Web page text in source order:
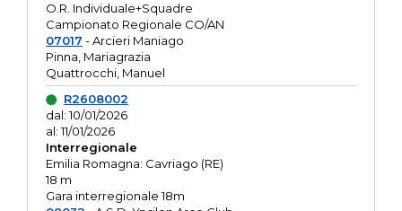
O.R. Individuale+Squadre
Campionato Regionale CO/AN
07017 - Arcieri Maniago
Pinna, Mariagrazia
Quattrocchi, Manuel
R2608002
dal: 10/01/2026
al: 11/01/2026
Interregionale
Emilia Romagna: Cavriago (RE)
18 m
Gara interregionale 18m